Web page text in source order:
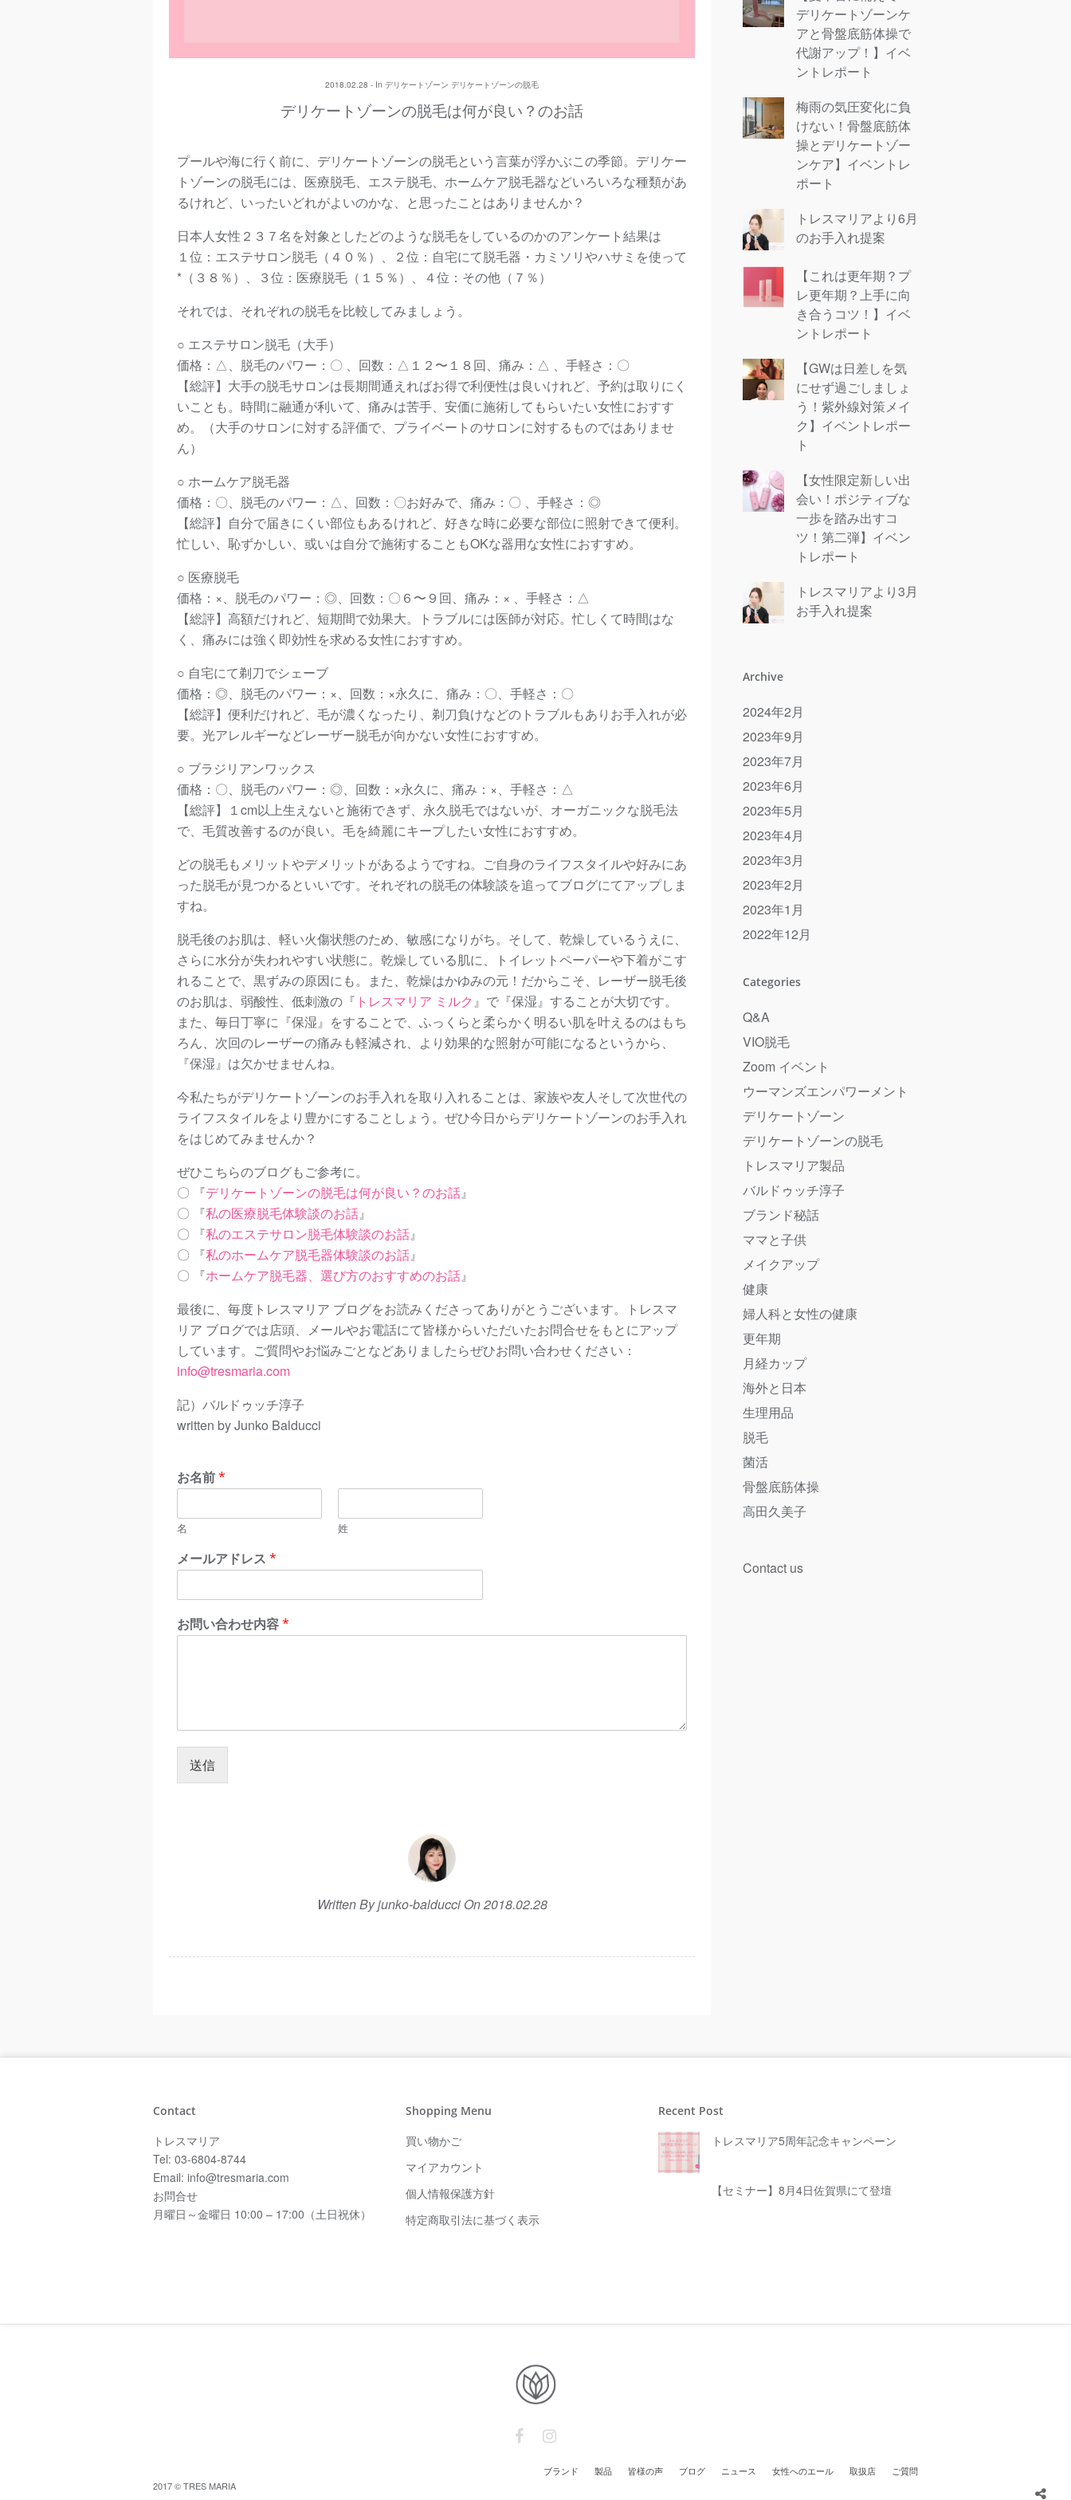
2018.02.28 - In デリケートゾーン デリケートゾーンの脱毛
デリケートゾーンの脱毛は何が良い？のお話
プールや海に行く前に、デリケートゾーンの脱毛という言葉が浮かぶこの季節。デリケー
トゾーンの脱毛には、医療脱毛、エステ脱毛、ホームケア脱毛器などいろいろな種類があ
るけれど、いったいどれがよいのかな、と思ったことはありませんか？
日本人女性２３７名を対象としたどのような脱毛をしているのかのアンケート結果は
１位：エステサロン脱毛（４０％）、２位：自宅にて脱毛器・カミソリやハサミを使って
*（３８％）、３位：医療脱毛（１５％）、４位：その他（７％）
それでは、それぞれの脱毛を比較してみましょう。
○ エステサロン脱毛（大手）
価格：△、脱毛のパワー：〇 、回数：△１２〜１８回、痛み：△ 、手軽さ：〇
【総評】大手の脱毛サロンは長期間通えればお得で利便性は良いけれど、予約は取りにく
いことも。時間に融通が利いて、痛みは苦手、安価に施術してもらいたい女性におすす
め。（大手のサロンに対する評価で、プライベートのサロンに対するものではありませ
ん）
○ ホームケア脱毛器
価格：〇、脱毛のパワー：△、回数：〇お好みで、痛み：〇 、手軽さ：◎
【総評】自分で届きにくい部位もあるけれど、好きな時に必要な部位に照射できて便利。
忙しい、恥ずかしい、或いは自分で施術することもOKな器用な女性におすすめ。
○ 医療脱毛
価格：×、脱毛のパワー：◎、回数：〇６〜９回、痛み：× 、手軽さ：△
【総評】高額だけれど、短期間で効果大。トラブルには医師が対応。忙しくて時間はな
く、痛みには強く即効性を求める女性におすすめ。
○ 自宅にて剃刀でシェーブ
価格：◎、脱毛のパワー：×、回数：×永久に、痛み：〇、手軽さ：〇
【総評】便利だけれど、毛が濃くなったり、剃刀負けなどのトラブルもありお手入れが必
要。光アレルギーなどレーザー脱毛が向かない女性におすすめ。
○ ブラジリアンワックス
価格：〇、脱毛のパワー：◎、回数：×永久に、痛み：×、手軽さ：△
【総評】１cm以上生えないと施術できず、永久脱毛ではないが、オーガニックな脱毛法
で、毛質改善するのが良い。毛を綺麗にキープしたい女性におすすめ。
どの脱毛もメリットやデメリットがあるようですね。ご自身のライフスタイルや好みにあ
った脱毛が見つかるといいです。それぞれの脱毛の体験談を追ってブログにてアップしま
すね。
脱毛後のお肌は、軽い火傷状態のため、敏感になりがち。そして、乾燥しているうえに、
さらに水分が失われやすい状態に。乾燥している肌に、トイレットペーパーや下着がこす
れることで、黒ずみの原因にも。また、乾燥はかゆみの元！だからこそ、レーザー脱毛後
のお肌は、弱酸性、低刺激の 『 トレスマリア ミルク 』 で『保湿』することが大切です。
また、毎日丁寧に『保湿』をすることで、ふっくらと柔らかく明るい肌を叶えるのはもち
ろん、次回のレーザーの痛みも軽減され、より効果的な照射が可能になるというから、
『保湿』は欠かせませんね。
今私たちがデリケートゾーンのお手入れを取り入れることは、家族や友人そして次世代の
ライフスタイルをより豊かにすることしょう。ぜひ今日からデリケートゾーンのお手入れ
をはじめてみませんか？
ぜひこちらのブログもご参考に。
〇 『デリケートゾーンの脱毛は何が良い？のお話』
〇 『私の医療脱毛体験談のお話』
〇 『私のエステサロン脱毛体験談のお話』
〇 『私のホームケア脱毛器体験談のお話』
〇 『ホームケア脱毛器、選び方のおすすめのお話』
最後に、毎度トレスマリア ブログをお読みくださってありがとうございます。トレスマ
リア ブログでは店頭、メールやお電話にて皆様からいただいたお問合せをもとにアップ
しています。ご質問やお悩みごとなどありましたらぜひお問い合わせください：
info@tresmaria.com
記）バルドゥッチ淳子
written by Junko Balducci
お名前*
名 姓
メールアドレス *
お問い合わせ内容*
送信
Written By junko-balducci On 2018.02.28
デリケートゾーンケ
アと骨盤底筋体操で
代謝アップ！】イベ
ントレポート
梅雨の気圧変化に負
けない！骨盤底筋体
操とデリケートゾー
ンケア】イベントレ
ポート
トレスマリアより6月
のお手入れ提案
【これは更年期？プ
レ更年期？上手に向
き合うコツ！】イベ
ントレポート
【GWは日差しを気
にせず過ごしましょ
う！紫外線対策メイ
ク】イベントレポー
ト
【女性限定新しい出
会い！ポジティブな
一歩を踏み出すコ
ツ！第二弾】イベン
トレポート
トレスマリアより3月
お手入れ提案
Archive
2024年2月
2023年9月
2023年7月
2023年6月
2023年5月
2023年4月
2023年3月
2023年2月
2023年1月
2022年12月
Categories
Q&A
VIO脱毛
Zoom イベント
ウーマンズエンパワーメント
デリケートゾーン
デリケートゾーンの脱毛
トレスマリア製品
バルドゥッチ淳子
ブランド秘話
ママと子供
メイクアップ
健康
婦人科と女性の健康
更年期
月経カップ
海外と日本
生理用品
脱毛
菌活
骨盤底筋体操
高田久美子
Contact us
Contact
トレスマリア
Tel: 03-6804-8744
Email: info@tresmaria.com
お問合せ
月曜日～金曜日 10:00 – 17:00（土日祝休）
Shopping Menu
買い物かご
マイアカウント
個人情報保護方針
特定商取引法に基づく表示
Recent Post
トレスマリア5周年記念キャンペーン
【セミナー】8月4日佐賀県にて登壇
ブランド 製品 皆様の声 ブログ ニュース 女性へのエール 取扱店
ご質問
2017 © TRES MARIA